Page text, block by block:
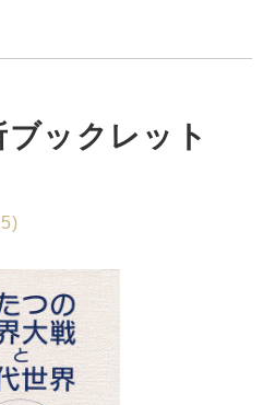
ックレット